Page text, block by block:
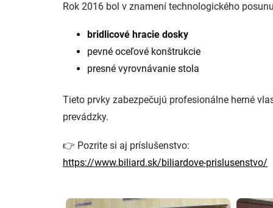
Rok 2016 bol v znamení technologického
bridlicové hracie dosky
pevné oceľové konštrukcie
presné vyrovnávanie stola
Tieto prvky zabezpečujú profesionálne herné
prevádzky.
👉 Pozrite si aj príslušenstvo:
https://www.biliard.sk/biliardove-prislusenstvo/